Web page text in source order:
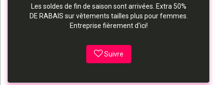
Les soldes de fin de saison sont arrivées. Extra 50%
DE RABAIS sur vêtements tailles plus pour femmes.
Entreprise fièrement d'ici!
Suivre